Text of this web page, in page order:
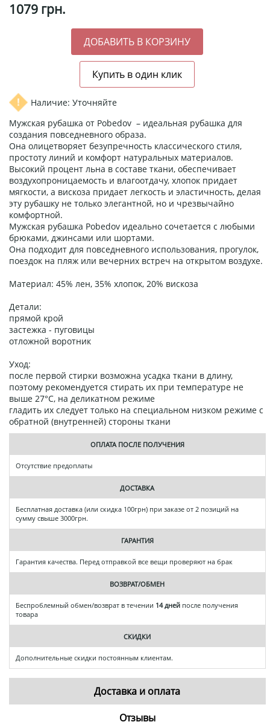
1079 грн.
Наличие: Уточняйте
Мужская рубашка от Pobedov – идеальная рубашка для
создания повседневного образа.
Она олицетворяет безупречность классического стиля,
простоту линий и комфорт натуральных материалов.
Высокий процент льна в составе ткани, обеспечивает
воздухопроницаемость и влагоотдачу, хлопок придает
мягкости, а вискоза придает легкость и эластичность, делая
эту рубашку не только элегантной, но и чрезвычайно
комфортной.
Мужская рубашка Pobedov идеально сочетается с любыми
брюками, джинсами или шортами.
Она подходит для повседневного использования, прогулок,
поездок на пляж или вечерних встреч на открытом воздухе.
Материал: 45% лен, 35% хлопок, 20% вискоза
Детали:
прямой крой
застежка - пуговицы
отложной воротник
Уход:
после первой стирки возможна усадка ткани в длину,
поэтому рекомендуется стирать их при температуре не
выше 27°C, на деликатном режиме
гладить их следует только на специальном низком режиме с
обратной (внутренней) стороны ткани
ОПЛАТА ПОСЛЕ ПОЛУЧЕНИЯ
Отсутствие предоплаты
ДОСТАВКА
Бесплатная доставка (или скидка 100грн) при заказе от 2 позиций на
сумму свыше 3000грн.
ГАРАНТИЯ
Гарантия качества. Перед отправкой все вещи проверяют на брак
ВОЗВРАТ/ОБМЕН
Беспроблемный обмен/возврат в течении 14 дней после получения
товара
СКИДКИ
Дополнительные скидки постоянным клиентам.
Доставка и оплата
Отзывы